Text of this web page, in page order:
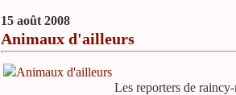
15 août 2008
Animaux d'ailleurs
Les reporters de